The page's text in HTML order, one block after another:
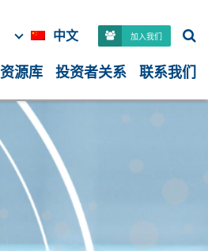
中文 加入我们
资源库 投资者关系 联系我们